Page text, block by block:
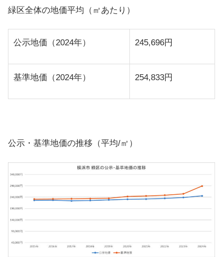
緑区全体の地価平均（㎡あたり）
公示地価（2024年） 245,696円
基準地価（2024年） 254,833円
公示・基準地価の推移（平均/㎡）